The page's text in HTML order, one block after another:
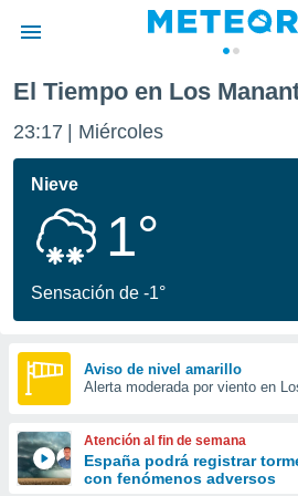
de
por
se
calidad.
a este
las
y
digital
basada
El Tiempo en Los
23:17 Miércoles
Nieve
1°
Sensación de -1°
Aviso de nivel amarillo
Alerta moderada por viento en
Atención al fin de semana
España podrá registrar
con fenómenos adversos